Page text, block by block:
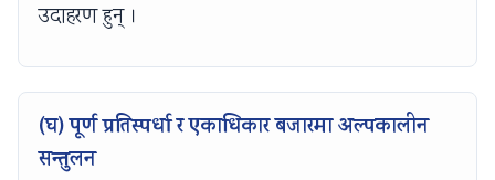
उदाहरण हुन् ।
(घ) पूर्ण प्रतिस्पर्धा र एकाधिकार बजारमा अल्पकालीन
सन्तुलन